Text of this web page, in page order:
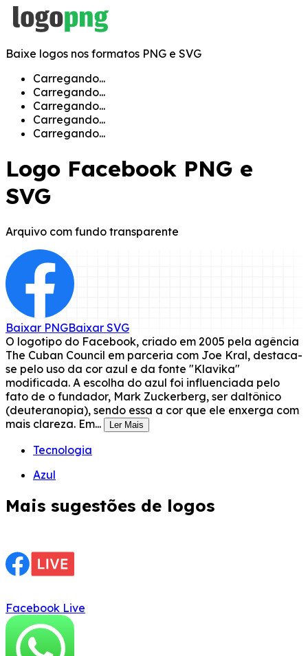
Baixe logos nos formatos PNG e SVG
Carregando...
Carregando...
Carregando...
Carregando...
Carregando...
Logo Facebook PNG e
SVG
Arquivo com fundo transparente
Baixar PNGBaixar SVG
O logotipo do Facebook, criado em 2005 pela agência
The Cuban Council em parceria com Joe Kral, destaca-
se pelo uso da cor azul e da fonte "Klavika"
modificada. A escolha do azul foi influenciada pelo
fato de o fundador, Mark Zuckerberg, ser daltônico
(deuteranopia), sendo essa a cor que ele enxerga com
mais clareza. Em...
Ler Mais
Tecnologia
Azul
Mais sugestões de logos
Facebook Live